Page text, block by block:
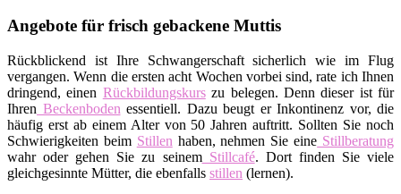
Angebote für frisch gebackene Muttis
Rückblickend ist Ihre Schwangerschaft sicherlich wie im Flug
vergangen. Wenn die ersten acht Wochen vorbei sind, rate ich Ihnen
dringend, einen Rückbildungskurszu belegen. Denn dieser ist für
Ihren Beckenboden essentiell. Dazu beugt er Inkontinenz vor, die
häufig erst ab einem Alter von 50 Jahren auftritt. Sollten Sie noch
Schwierigkeiten beim Stillen haben, nehmen Sie eine Stillberatung
wahr oder gehen Sie zu seinemStillcafé. Dort finden Sie viele
gleichgesinnte Mütter, die ebenfalls stillen (lernen).